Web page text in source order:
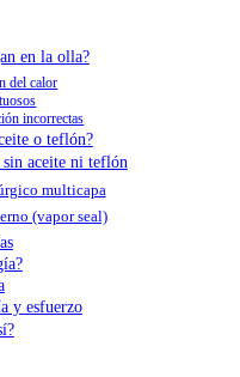
en la olla?
del calor
incorrectas
o teflón?
aceite ni teflón
multicapa
(vapor seal)
y esfuerzo